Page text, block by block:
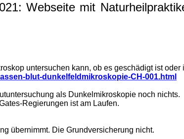
Webseite mit
untersuchen kann, ob es geschädigt ist oder
blut-dunkelfeldmikroskopie-CH-001.html
als Dunkelmikroskopie noch nichts.
Regierungen ist am Laufen.
übernimmt. Die Grundversicherung nicht.